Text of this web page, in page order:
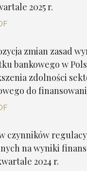
2025 r.
zmian zasad
bankowego w
zdolności
do
czynników
na wyniki
2024 r.